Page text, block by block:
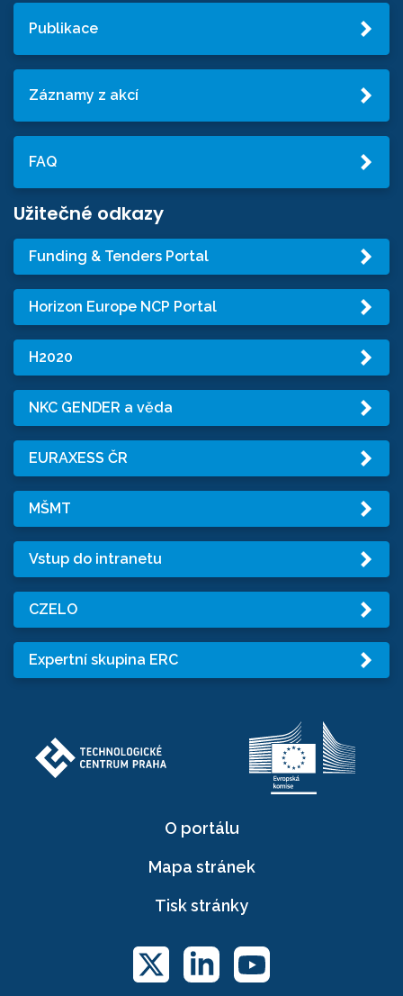
Publikace
Záznamy z akcí
FAQ
Užitečné odkazy
Funding & Tenders Portal
Horizon Europe NCP Portal
H2020
NKC GENDER a věda
EURAXESS ČR
MŠMT
Vstup do intranetu
CZELO
Expertní skupina ERC
O portálu
Mapa stránek
Tisk stránky